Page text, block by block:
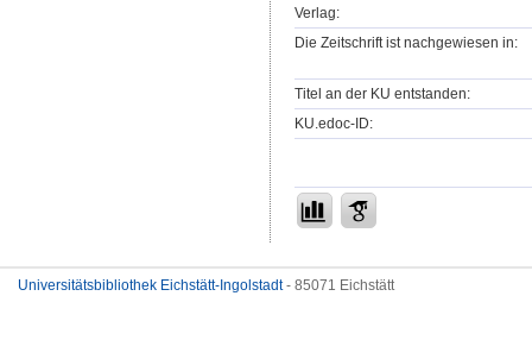
Verlag:
Die Zeitschrift ist nachgewiesen in:
Titel an der KU entstanden:
KU.edoc-ID:
Universitätsbibliothek Eichstätt-Ingolstadt- 85071 Eichstätt